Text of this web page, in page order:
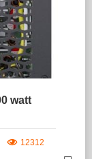
watt
12312